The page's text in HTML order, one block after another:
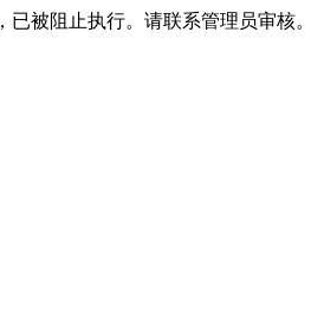
已被阻止执行。请联系管理员审核。